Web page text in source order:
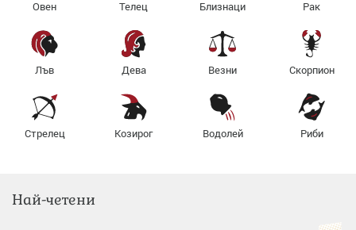
Овен Телец Близнаци Рак
Лъв Дева Везни Скорпион
Стрелец Козирог Водолей Риби
Най-четени